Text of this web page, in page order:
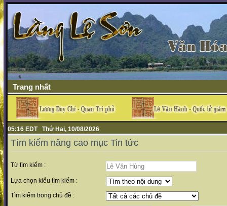
Trang nhất
05:16 EDT Thứ Hai, 10/08/2026
Tìm kiếm nâng cao mục Tin tức
Từ tìm kiếm :
Lựa chọn kiểu tìm kiếm :
Tìm kiếm trong chủ đề :